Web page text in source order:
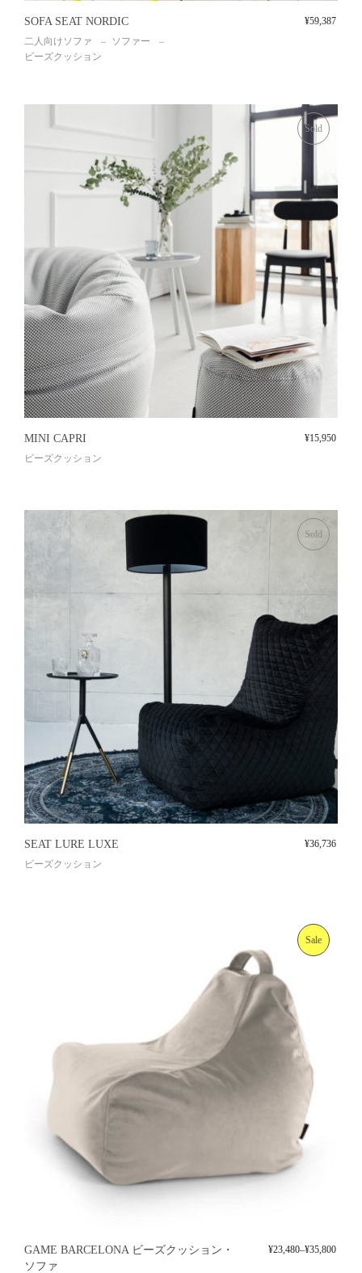
SOFA SEAT NORDIC
二人向けソファ
ソファー
ビーズクッション
¥59,387
Sold
MINI CAPRI
ビーズクッション
¥15,950
Sold
SEAT LURE LUXE
ビーズクッション
¥36,736
Sale
GAME BARCELONA ビーズクッション・
ソファ
¥23,480–¥35,800